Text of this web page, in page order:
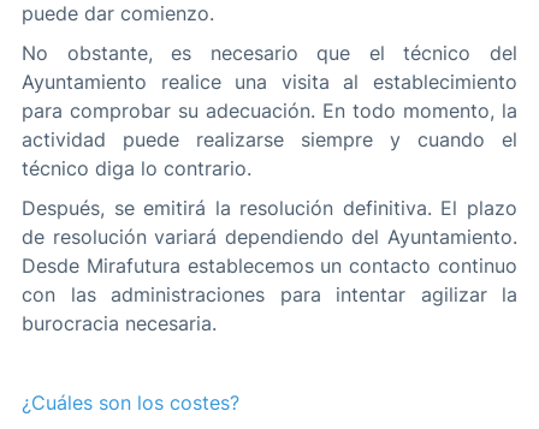
puede dar comienzo.
No obstante, es necesario que el técnico del
Ayuntamiento realice una visita al establecimiento
para comprobar su adecuación. En todo momento, la
actividad puede realizarse siempre y cuando el
técnico diga lo contrario.
Después, se emitirá la resolución definitiva. El plazo
de resolución variará dependiendo del Ayuntamiento.
Desde Mirafutura establecemos un contacto continuo
con las administraciones para intentar agilizar la
burocracia necesaria.
¿Cuáles son los costes?